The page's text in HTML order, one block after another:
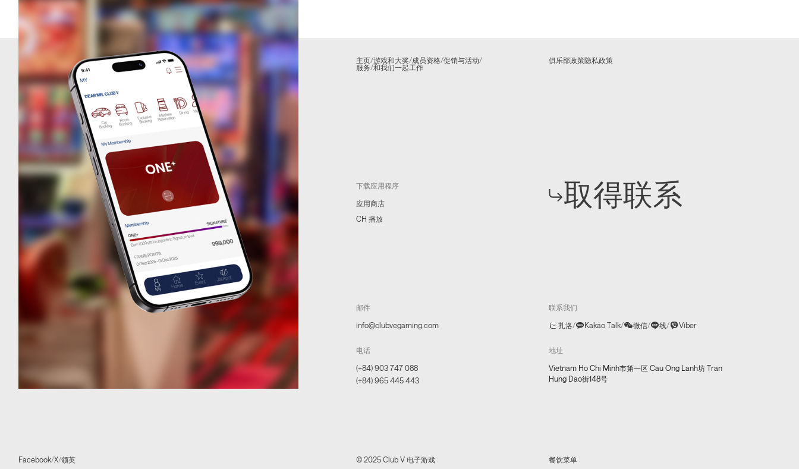
Facebook/X/领英
主页/游戏和大奖/成员资格/促销与活动/
服务/和我们一起工作
俱乐部政策隐私政策
下载应用程序
应用商店
CH 播放
取得联系
邮件
info@clubvegaming.com
联系我们
扎洛/ Kakao Talk/ 微信/ 线/ Viber
电话
(+84) 903 747 088
(+84) 965 445 443
地址
Vietnam Ho Chi Minh市第一区 Cau Ong Lanh坊 Tran
Hung Dao街148号
© 2025 Club V 电子游戏 餐饮菜单